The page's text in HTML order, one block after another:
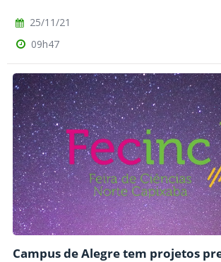
25/11/21
09h47
Campus de Alegre tem projetos